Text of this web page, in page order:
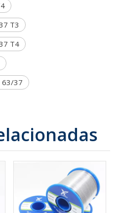
T3
T4
63/37